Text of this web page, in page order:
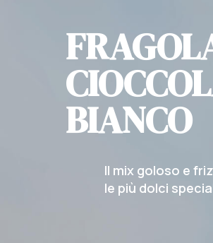
BIANCO
Il mix goloso e
le più dolci